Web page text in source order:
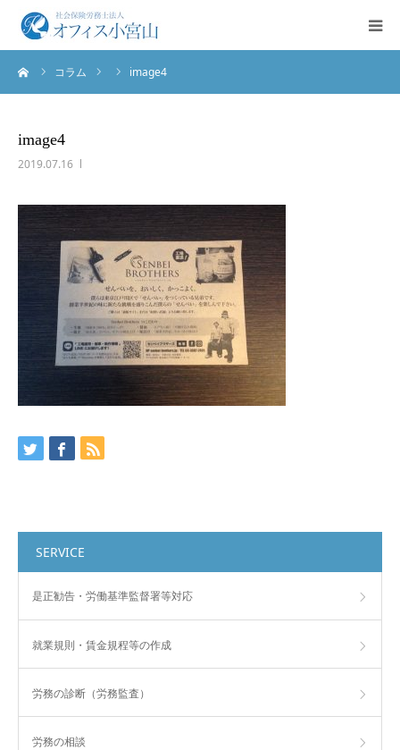
コラム image4
image4
2019.07.16
SERVICE
是正勧告・労働基準監督署等対応
就業規則・賃金規程等の作成
労務の診断（労務監査）
労務の相談
ご挨拶
法人概要
お問合せ
English